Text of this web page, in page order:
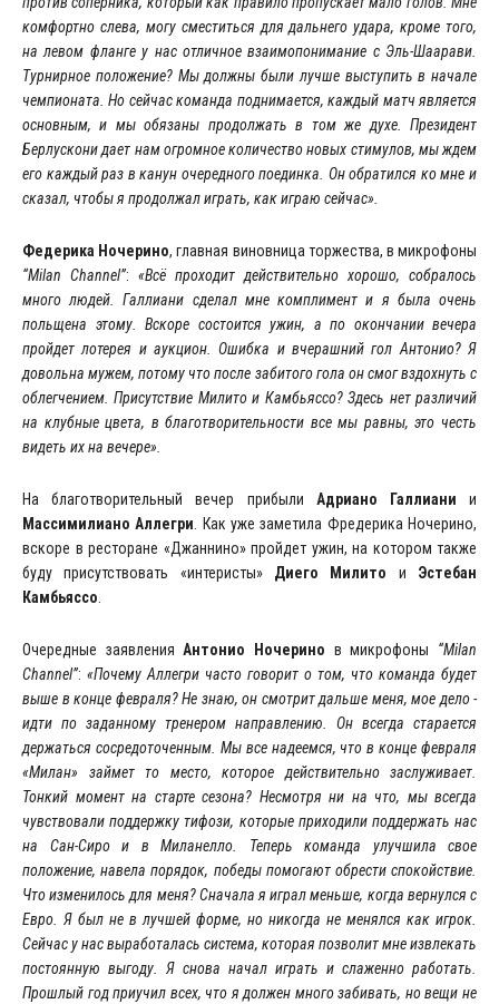
комфортно слева, могу сместиться для дальнего удара, кроме того,
на левом фланге у нас отличное взаимопонимание с Эль-Шаарави.
Турнирное положение? Мы должны были лучше выступить в начале
чемпионата. Но сейчас команда поднимается, каждый матч является
основным, и мы обязаны продолжать в том же духе. Президент
Берлускони дает нам огромное количество новых стимулов, мы ждем
его каждый раз в канун очередного поединка. Он обратился ко мне и
сказал, чтобы я продолжал играть, как играю сейчас».
Федерика Ночерино, главная виновница торжества, в микрофоны
“Milan Channel”: «Всё проходит действительно хорошо, собралось
много людей. Галлиани сделал мне комплимент и я была очень
польщена этому. Вскоре состоится ужин, а по окончании вечера
пройдет лотерея и аукцион. Ошибка и вчерашний гол Антонио? Я
довольна мужем, потому что после забитого гола он смог вздохнуть с
облегчением. Присутствие Милито и Камбьяссо? Здесь нет различий
на клубные цвета, в благотворительности все мы равны, это честь
видеть их на вечере».
На благотворительный вечер прибыли Адриано Галлиани и
Массимилиано Аллегри . Как уже заметила Фредерика Ночерино,
вскоре в ресторане «Джаннино» пройдет ужин, на котором также
буду присутствовать «интеристы» Диего Милито и Эстебан
Камбьяссо
Очередные заявленияАнтонио Ночерино в микрофоны “Milan
Channel”: «Почему Аллегри часто говорит о том, что команда будет
выше в конце февраля? Не знаю, он смотрит дальше меня, мое дело -
идти по заданному тренером направлению. Он всегда старается
держаться сосредоточенным. Мы все надеемся, что в конце февраля
«Милан» займет то место, которое действительно заслуживает.
Тонкий момент на старте сезона? Несмотря ни на что, мы всегда
чувствовали поддержку тифози, которые приходили поддержать нас
на Сан-Сиро и в Миланелло. Теперь команда улучшила свое
положение, навела порядок, победы помогают обрести спокойствие.
Что изменилось для меня? Сначала я играл меньше, когда вернулся с
Евро. Я был не в лучшей форме, но никогда не менялся как игрок.
Сейчас у нас выработалась система, которая позволит мне извлекать
постоянную выгоду. Я снова начал играть и слаженно работать.
Прошлый год приучил всех, что я должен много забивать, но вещи не